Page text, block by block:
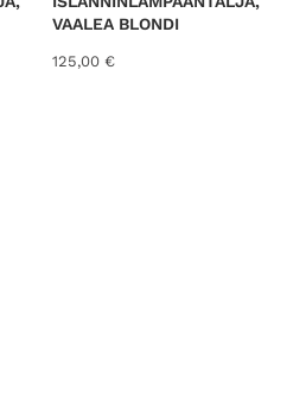
VAALEA BLONDI
125,00 €